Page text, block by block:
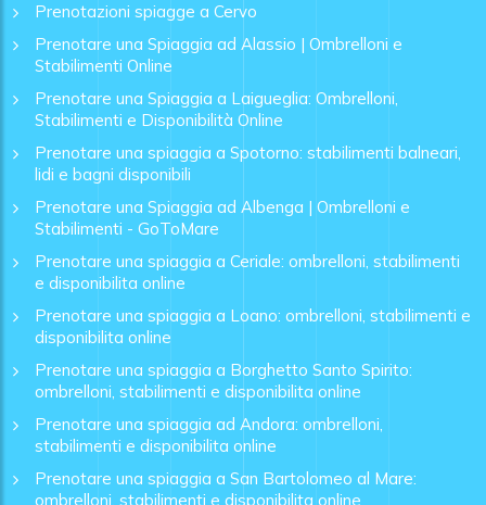
Prenotazioni spiagge a Cervo
Prenotare una Spiaggia ad Alassio | Ombrelloni e
Stabilimenti Online
Prenotare una Spiaggia a Laigueglia: Ombrelloni,
Stabilimenti e Disponibilità Online
Prenotare una spiaggia a Spotorno: stabilimenti balneari,
lidi e bagni disponibili
Prenotare una Spiaggia ad Albenga | Ombrelloni e
Stabilimenti - GoToMare
Prenotare una spiaggia a Ceriale: ombrelloni, stabilimenti
e disponibilita online
Prenotare una spiaggia a Loano: ombrelloni, stabilimenti e
disponibilita online
Prenotare una spiaggia a Borghetto Santo Spirito:
ombrelloni, stabilimenti e disponibilita online
Prenotare una spiaggia ad Andora: ombrelloni,
stabilimenti e disponibilita online
Prenotare una spiaggia a San Bartolomeo al Mare:
ombrelloni, stabilimenti e disponibilita online